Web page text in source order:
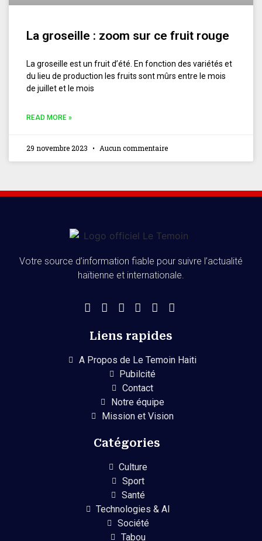
La groseille : zoom sur ce fruit rouge
La groseille est un fruit d’été. En fonction des variétés et
du lieu de production les fruits sont mûrs entre le mois
de juillet et le mois
READ MORE »
29 novembre 2023 Aucun commentaire
Votre source d’information fiable pour suivre l’actualité
haïtienne et internationale.
Liens rapides
A Propos de Le Temoin Haiti
Pubilcité
Contact
Notre équipe
Mission et Vision
Catégories
Culture
Sport
Santé
Technologies & AI
Société
Tabou